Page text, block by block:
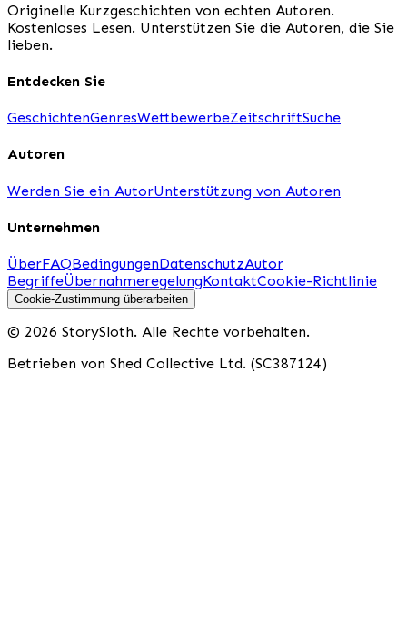
Originelle Kurzgeschichten von echten Autoren.
Kostenloses Lesen. Unterstützen Sie die Autoren, die Sie
lieben.
Entdecken Sie
GeschichtenGenresWettbewerbeZeitschriftSuche
Autoren
Werden Sie ein AutorUnterstützung von Autoren
Unternehmen
ÜberFAQBedingungenDatenschutzAutor
BegriffeÜbernahmeregelungKontaktCookie-Richtlinie
Cookie-Zustimmung überarbeiten
© 2026 StorySloth. Alle Rechte vorbehalten.
Betrieben von Shed Collective Ltd. (SC387124)